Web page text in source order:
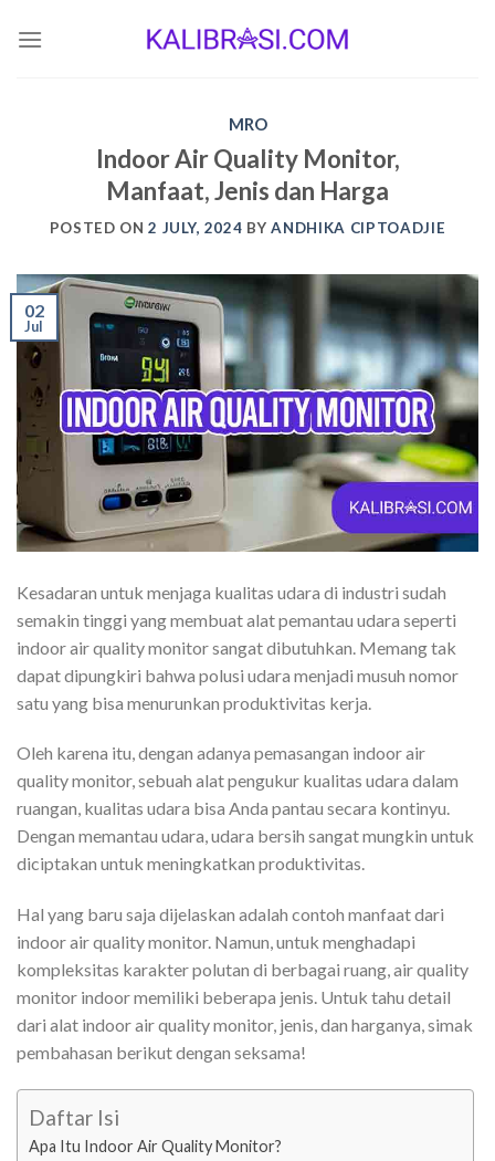
MRO
Indoor Air Quality Monitor,
Manfaat, Jenis dan Harga
POSTED ON2 JULY, 2024 BYANDHIKA CIPTOADJIE
02
Jul
Kesadaran untuk menjaga kualitas udara di industri sudah
semakin tinggi yang membuat alat pemantau udara seperti
indoor air quality monitor sangat dibutuhkan. Memang tak
dapat dipungkiri bahwa polusi udara menjadi musuh nomor
satu yang bisa menurunkan produktivitas kerja.
Oleh karena itu, dengan adanya pemasangan indoor air
quality monitor, sebuah alat pengukur kualitas udara dalam
ruangan, kualitas udara bisa Anda pantau secara kontinyu.
Dengan memantau udara, udara bersih sangat mungkin untuk
diciptakan untuk meningkatkan produktivitas.
Hal yang baru saja dijelaskan adalah contoh manfaat dari
indoor air quality monitor. Namun, untuk menghadapi
kompleksitas karakter polutan di berbagai ruang,air quality
monitor indoormemiliki beberapa jenis. Untuk tahu detail
dari alat indoor air quality monitor, jenis, dan harganya, simak
pembahasan berikut dengan seksama!
Daftar Isi
Apa Itu Indoor Air Quality Monitor?